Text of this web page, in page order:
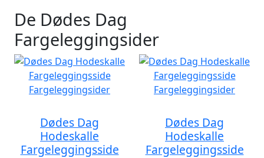
De Dødes Dag
Fargeleggingsider
Dødes Dag
Hodeskalle
Fargeleggingsside
Dødes Dag
Hodeskalle
Fargeleggingsside